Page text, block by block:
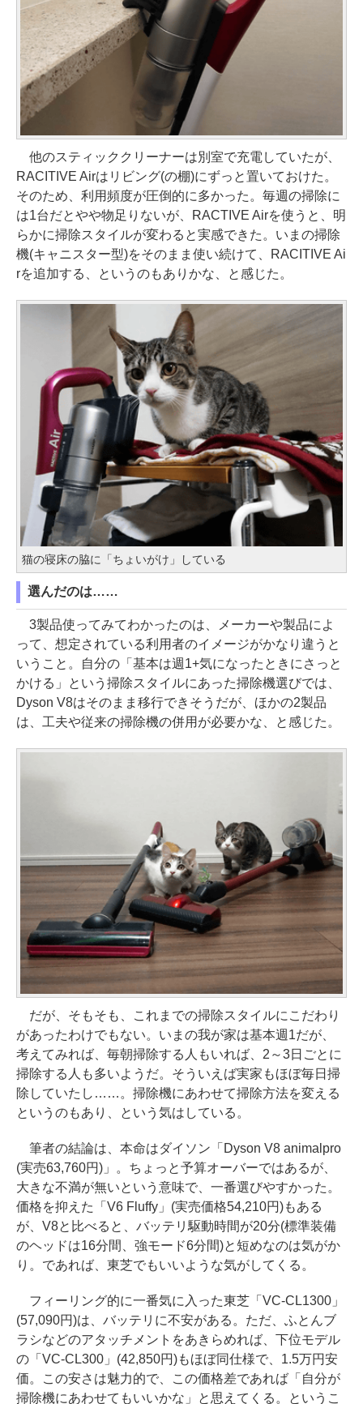
他のスティッククリーナーは別室で充電していたが、
RACITIVE Airはリビング(の棚)にずっと置いておけた。
そのため、利用頻度が圧倒的に多かった。毎週の掃除に
は1台だとやや物足りないが、RACTIVE Airを使うと、明
らかに掃除スタイルが変わると実感できた。いまの掃除
機(キャニスター型)をそのまま使い続けて、RACITIVE Ai
rを追加する、というのもありかな、と感じた。
猫の寝床の脇に「ちょいがけ」している
選んだのは……
3製品使ってみてわかったのは、メーカーや製品によ
って、想定されている利用者のイメージがかなり違うと
いうこと。自分の「基本は週1+気になったときにさっと
かける」という掃除スタイルにあった掃除機選びでは、
Dyson V8はそのまま移行できそうだが、ほかの2製品
は、工夫や従来の掃除機の併用が必要かな、と感じた。
だが、そもそも、これまでの掃除スタイルにこだわり
があったわけでもない。いまの我が家は基本週1だが、
考えてみれば、毎朝掃除する人もいれば、2～3日ごとに
掃除する人も多いようだ。そういえば実家もほぼ毎日掃
除していたし……。掃除機にあわせて掃除方法を変える
というのもあり、という気はしている。
筆者の結論は、本命はダイソン「Dyson V8 animalpro
(実売63,760円)」。ちょっと予算オーバーではあるが、
大きな不満が無いという意味で、一番選びやすかった。
価格を抑えた「V6 Fluffy」(実売価格54,210円)もある
が、V8と比べると、バッテリ駆動時間が20分(標準装備
のヘッドは16分間、強モード6分間)と短めなのは気がか
り。であれば、東芝でもいいような気がしてくる。
フィーリング的に一番気に入った東芝「VC-CL1300」
(57,090円)は、バッテリに不安がある。ただ、ふとんブ
ラシなどのアタッチメントをあきらめれば、下位モデル
の「VC-CL300」(42,850円)もほぼ同仕様で、1.5万円安
価。この安さは魅力的で、この価格差であれば「自分が
掃除機にあわせてもいいかな」と思えてくる。というこ